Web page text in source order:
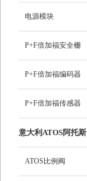
电源模块
P+F倍加福安全栅
P+F倍加福编码器
P+F倍加福传感器
意大利ATOS阿托斯
ATOS比例阀